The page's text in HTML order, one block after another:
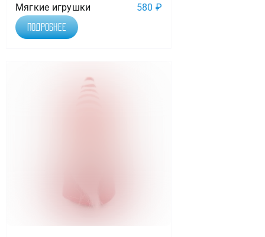
Мягкие игрушки 580 ₽
Подробнее